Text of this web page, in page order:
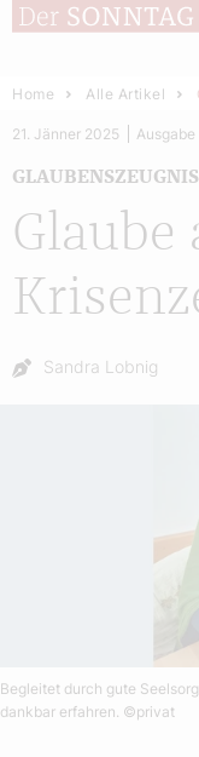
Home Alle Artikel
Glaube
GLAUBENSZEUGNIS
21. Jänner 2025 Ausgabe
Autor:
Sandra Lobnig
Begleitet durch gute
dankbar erfahren. ©privat